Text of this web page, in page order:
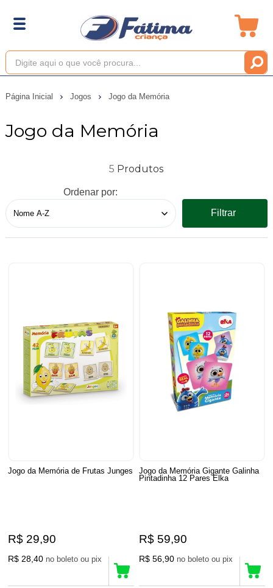
Página Inicial Jogos Jogo da Memória
Jogo da Memória
5
Ordenar por:
Filtrar
Jogo da Memória de Frutas Junges
R$ 29,90
R$ 28,40 no boleto ou pix
Jogo da Memória Gigante Galinha
Pintadinha 12 Pares Elka
R$ 59,90
R$ 56,90 no boleto ou pix